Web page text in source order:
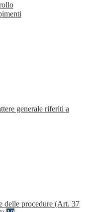
generale riferiti a
delle procedure (Art. 37